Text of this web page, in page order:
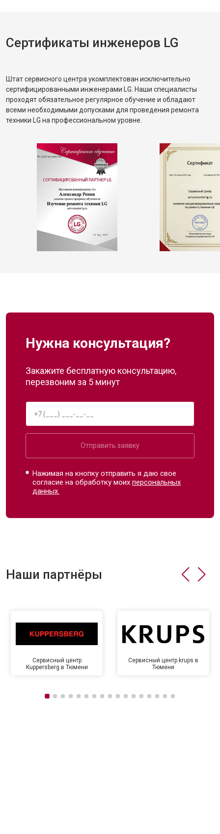
Сертификаты инженеров LG
Штат сервисного центра укомплектован исключительно
сертифицированными инженерами LG. Наши специалисты
проходят обязательное регулярное обучение и обладают
всеми необходимыми допусками для проведения ремонта
техники LG на профессиональном уровне.
Нужна консультация?
Закажите бесплатную консультацию,
перезвоним за 5 минут
Отправить заявку
Нажимая на кнопку отправить я даю свое
согласие на обработку моихперсональных
данных.
Наши партнёры
Сервисный центр
Kuppersberg в Тюмени
Сервисный центр krups в
Тюмени